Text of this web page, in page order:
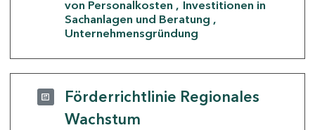
von Personalkosten
Investitionen in
Sachanlagen und Beratung
Unternehmensgründung
Förderrichtlinie Regionales
Wachstum